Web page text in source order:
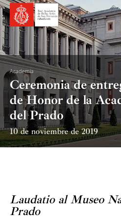
Ir
al
contenido
Academia
Ceremonia de
de Honor de la
del Prado
10 de noviembre de 2019
Laudatio al Museo
Prado